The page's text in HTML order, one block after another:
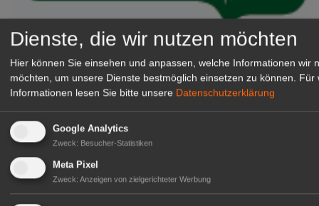
Kientzler Jungpflanzen GmbH
& Co KG
Gärtner im Zierpflanzenbau
(Geselle/Meister/Techniker)
(m/w/d)
Gensingen
zur Stellenanzeige
Dienste, die wir nutzen möchten
Hier können Sie einsehen und anpassen, welche Informationen wir
möchten, um unsere Dienste bestmöglich einsetzen zu können. Für
Informationen lesen Sie bitte unsere Datenschutzerklärung
Google Analytics
Zweck: Besucher-Statistiken
Meta Pixel
Zweck: Anzeigen von zielgerichteter Werbung